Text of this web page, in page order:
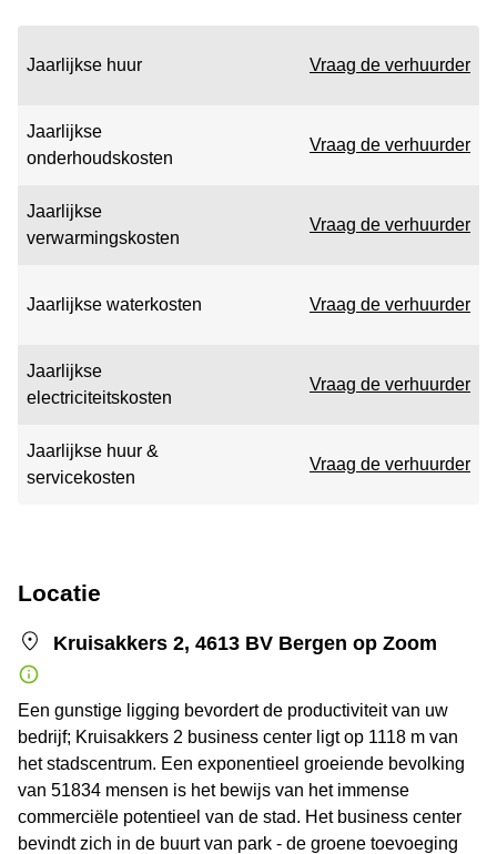
Jaarlijkse huur Vraag de verhuurder
Jaarlijkse
onderhoudskosten
Vraag de verhuurder
Jaarlijkse
verwarmingskosten
Vraag de verhuurder
Jaarlijkse waterkosten Vraag de verhuurder
Jaarlijkse
electriciteitskosten
Vraag de verhuurder
Jaarlijkse huur &
servicekosten
Vraag de verhuurder
Locatie
Kruisakkers 2, 4613 BV Bergen op Zoom
Een gunstige ligging bevordert de productiviteit van uw
bedrijf; Kruisakkers 2 business center ligt op 1118 m van
het stadscentrum. Een exponentieel groeiende bevolking
van 51834 mensen is het bewijs van het immense
commerciële potentieel van de stad. Het business center
bevindt zich in de buurt van park - de groene toevoeging